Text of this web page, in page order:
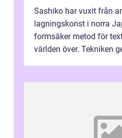
Sashiko har vuxit från
lagningskonst i norra
formsäker metod för
världen över. Tekniken